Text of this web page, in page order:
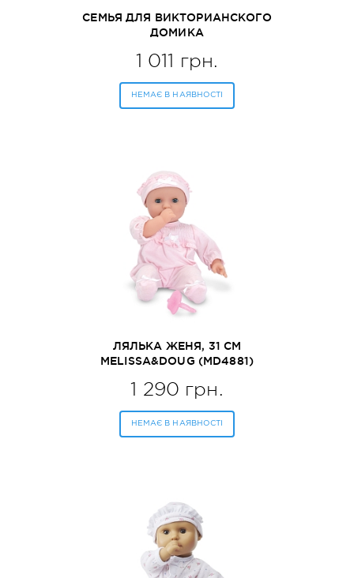
СЕМЬЯ ДЛЯ ВИКТОРИАНСКОГО
ДОМИКА
1 011 грн.
НЕМАЄ В НАЯВНОСТІ
ЛЯЛЬКА ЖЕНЯ, 31 СМ
MELISSA&DOUG (MD4881)
1 290 грн.
НЕМАЄ В НАЯВНОСТІ